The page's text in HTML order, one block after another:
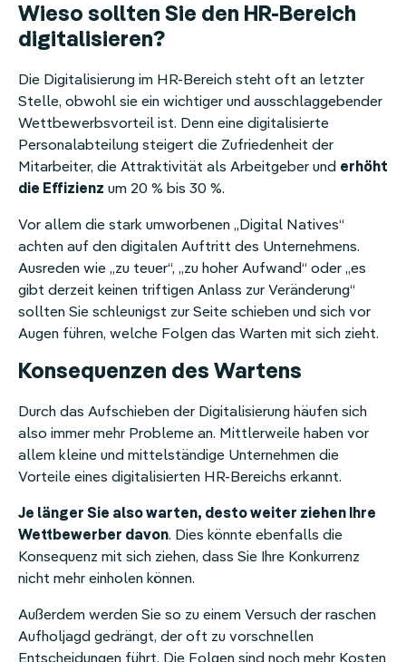
Wieso sollten Sie den HR-Bereich
digitalisieren?
Die Digitalisierung im HR-Bereich steht oft an letzter
Stelle, obwohl sie ein wichtiger und ausschlaggebender
Wettbewerbsvorteil ist. Denn eine digitalisierte
Personalabteilung steigert die Zufriedenheit der
Mitarbeiter, die Attraktivität als Arbeitgeber und erhöht
die Effizienz um 20 % bis 30 %.
Vor allem die stark umworbenen „Digital Natives“
achten auf den digitalen Auftritt des Unternehmens.
Ausreden wie „zu teuer“, „zu hoher Aufwand“ oder „es
gibt derzeit keinen triftigen Anlass zur Veränderung“
sollten Sie schleunigst zur Seite schieben und sich vor
Augen führen, welche Folgen das Warten mit sich zieht.
Konsequenzen des Wartens
Durch das Aufschieben der Digitalisierung häufen sich
also immer mehr Probleme an. Mittlerweile haben vor
allem kleine und mittelständige Unternehmen die
Vorteile eines digitalisierten HR-Bereichs erkannt.
Je länger Sie also warten, desto weiter ziehen Ihre
Wettbewerber davon. Dies könnte ebenfalls die
Konsequenz mit sich ziehen, dass Sie Ihre Konkurrenz
nicht mehr einholen können.
Außerdem werden Sie so zu einem Versuch der raschen
Aufholjagd gedrängt, der oft zu vorschnellen
Entscheidungen führt. Die Folgen sind noch mehr Kosten